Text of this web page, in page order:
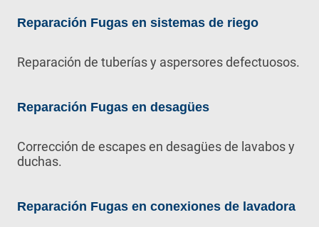
Reparación Fugas en sistemas de riego
Reparación de tuberías y aspersores defectuosos.
Reparación Fugas en desagües
Corrección de escapes en desagües de lavabos y
duchas.
Reparación Fugas en conexiones de lavadora